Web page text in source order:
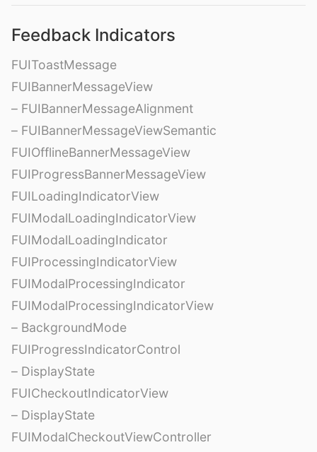
Feedback Indicators
FUIToastMessage
FUIBannerMessageView
– FUIBannerMessageAlignment
– FUIBannerMessageViewSemantic
FUIOfflineBannerMessageView
FUIProgressBannerMessageView
FUILoadingIndicatorView
FUIModalLoadingIndicatorView
FUIModalLoadingIndicator
FUIProcessingIndicatorView
FUIModalProcessingIndicator
FUIModalProcessingIndicatorView
– BackgroundMode
FUIProgressIndicatorControl
– DisplayState
FUICheckoutIndicatorView
– DisplayState
FUIModalCheckoutViewController